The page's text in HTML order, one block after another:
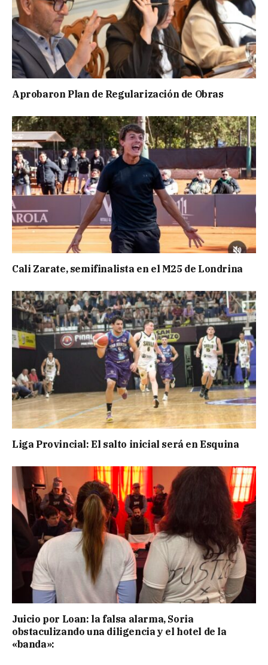
Aprobaron Plan de Regularización de Obras
Cali Zarate, semifinalista en el M25 de Londrina
Liga Provincial: El salto inicial será en Esquina
Juicio por Loan: la falsa alarma, Soria
obstaculizando una diligencia y el hotel de la
«banda»: